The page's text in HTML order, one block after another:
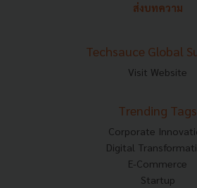
ส่งบทความ
Techsauce Global
Visit Website
Trending Tags
Corporate
Digital
E-Commerce
Startup